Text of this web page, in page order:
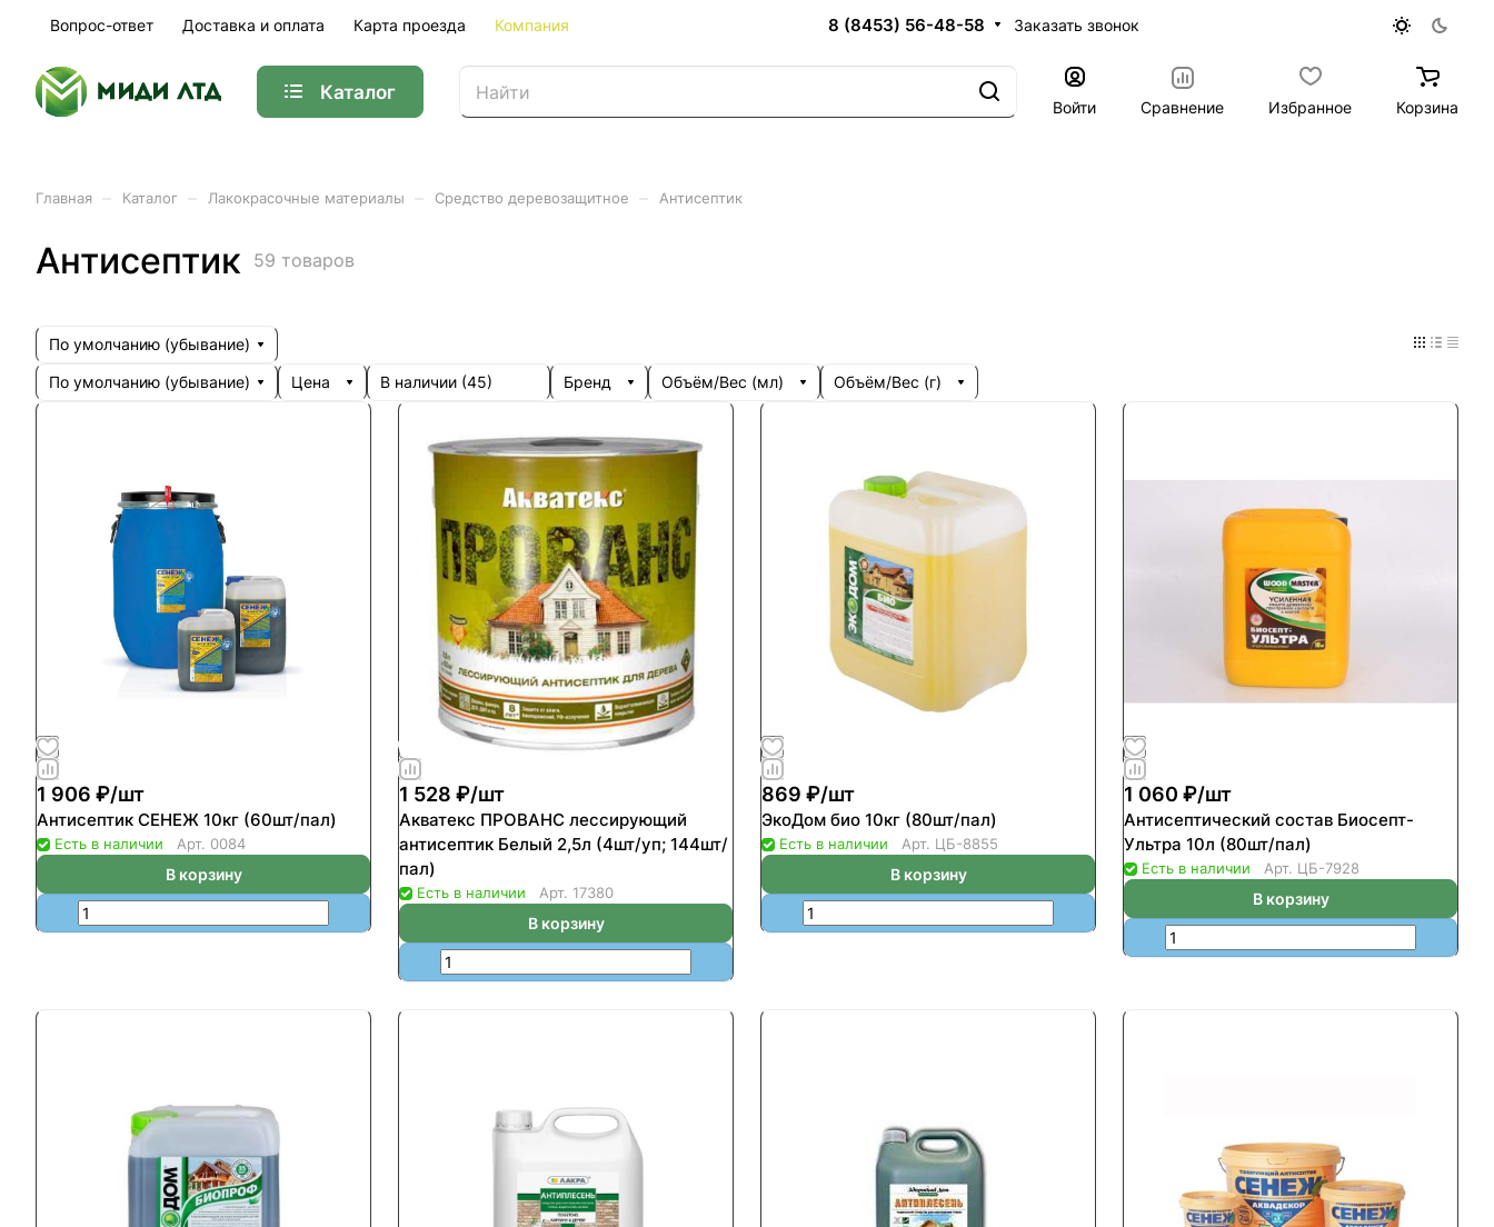
Вопрос-ответ Доставка и оплата Карта проезда Компания 8 (8453) 56-48-58 Заказать звонок
Каталог
Войти Сравнение Избранное Корзина
Главная Каталог Лакокрасочные материалы Средство деревозащитное Антисептик
Антисептик 59 товаров
По умолчанию (убывание)
По умолчанию (убывание)
Цена В наличии (45) Бренд Объём/Вес (мл) Объём/Вес (г)
1 906 ₽/шт
Антисептик СЕНЕЖ 10кг (60шт/пал)
Есть в наличии Арт. 0084
В корзину
1 528 ₽/шт
Акватекс ПРОВАНС лессирующий
антисептик Белый 2,5л (4шт/уп; 144шт/
пал)
Есть в наличии Арт. 17380
В корзину
869 ₽/шт
ЭкоДом био 10кг (80шт/пал)
Есть в наличии Арт. ЦБ-8855
В корзину
1 060 ₽/шт
Антисептический состав Биосепт-
Ультра 10л (80шт/пал)
Есть в наличии Арт. ЦБ-7928
В корзину